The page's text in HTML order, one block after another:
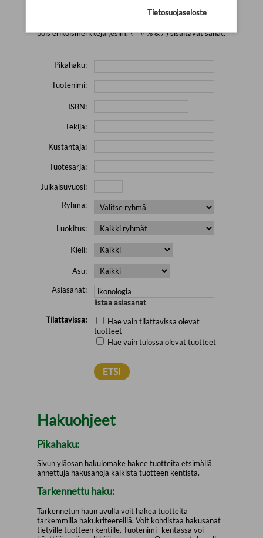
pois erikoismerkkejä (esim. \' " # % & / ) sisältävät sanat.
Pikahaku:
Tuotenimi:
ISBN:
Tekijä:
Kustantaja:
Tuotesarja:
Julkaisuvuosi:
Ryhmä:
Luokitus:
Kieli:
Asu:
Asiasanat:
listaa asiasanat
Tilattavissa:
Hae vain tilattavissa olevat
tuotteet
Hae vain tulossa olevat tuotteet
Hakuohjeet
Pikahaku:
Sivun yläosan hakulomake hakee tuotteita etsimällä
annettuja hakusanoja kaikista tuotteen kentistä.
Tarkennettu haku:
Tarkennetun haun avulla voit hakea tuotteita
tarkemmilla hakukriteereillä. Voit kohdistaa hakusanat
tietyille tuotteen kentille. Tuotenimi -kentässä voi
Tietosuojaseloste